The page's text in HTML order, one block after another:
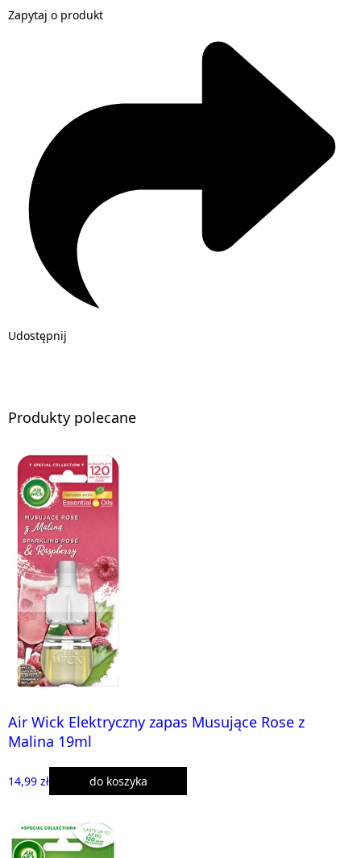
Zapytaj o produkt
Udostępnij
Produkty polecane
Air Wick Elektryczny zapas Musujące Rose z
Malina 19ml
14,99 zł do koszyka